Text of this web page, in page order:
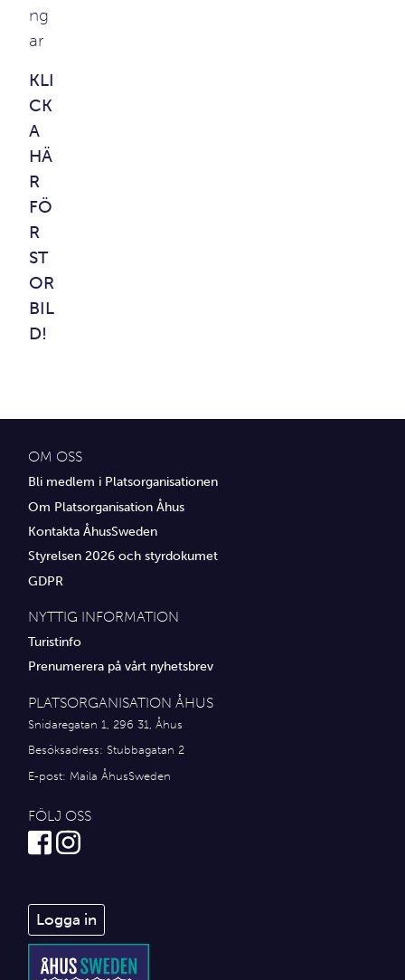
ng
ar
KLI
CK
A
HÄ
R
FÖ
R
ST
OR
BIL
D!
OM OSS
Bli medlem i Platsorganisationen
Om Platsorganisation Åhus
Kontakta ÅhusSweden
Styrelsen 2026 och styrdokumet
GDPR
NYTTIG INFORMATION
Turistinfo
Prenumerera på vårt nyhetsbrev
PLATSORGANISATION ÅHUS
Snidaregatan 1, 296 31, Åhus
Besöksadress: Stubbagatan 2
E-post: Maila ÅhusSweden
FÖLJ OSS
Logga in